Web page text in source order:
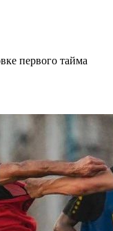
первого тайма